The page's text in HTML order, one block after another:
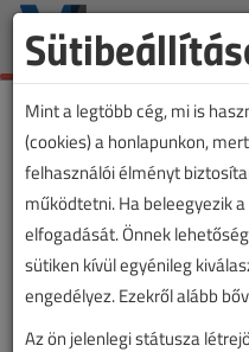
Mint a legtöbb cég, mi is
(cookies) a honlapunkon,
felhasználói élményt
működtetni. Ha beleegyezik
elfogadását. Önnek
sütiken kívül egyénileg
engedélyez. Ezekről alább
Az ön jelenlegi státusza